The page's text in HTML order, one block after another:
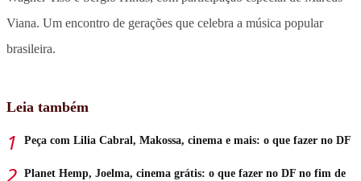
Viana. Um encontro de gerações que celebra a música popular
brasileira.
Leia também
Peça com Lilia Cabral, Makossa, cinema e mais: o que fazer no DF
Planet Hemp, Joelma, cinema grátis: o que fazer no DF no fim de